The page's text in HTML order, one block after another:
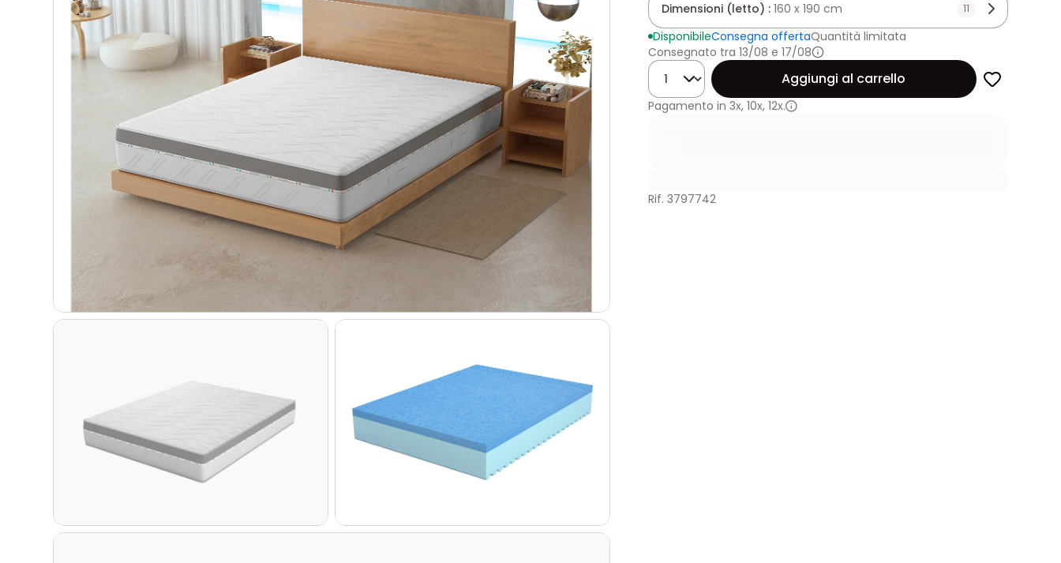
Dimensioni (letto) : 160 x 190 cm 11
DisponibileConsegna offertaQuantità limitata
Consegnato tra 13/08 e 17/08
Quantità
Aggiungi al carrello
Pagamento in 3x, 10x, 12x.
Rif. 3797742